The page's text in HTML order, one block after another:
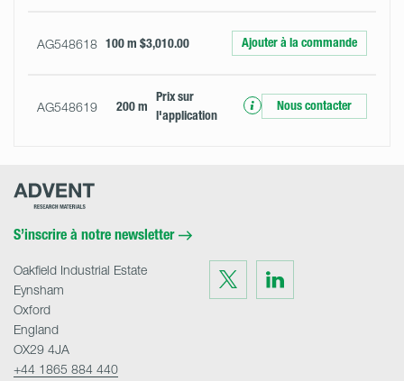
AG548618 100 m $3,010.00 Ajouter à la commande
AG548619 200 m
Prix ​​sur
l'application
Nous contacter
Advent
S’inscrire à notre newsletter
Visit
us
on
Twitter
Visit
on
LinkedIn
Oakfield Industrial Estate
Eynsham
Oxford
England
OX29 4JA
+44 1865 884 440